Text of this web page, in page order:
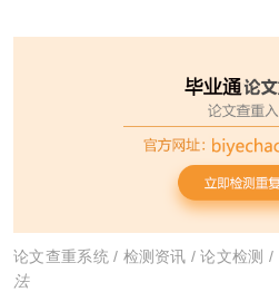
论文查重系统/ 检测资讯 /论文检测 /
法